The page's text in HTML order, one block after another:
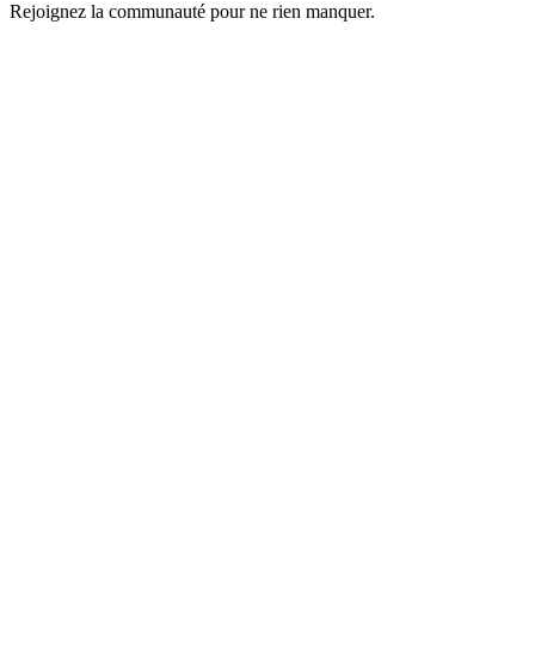
Rejoignez la communauté pour ne rien manquer.